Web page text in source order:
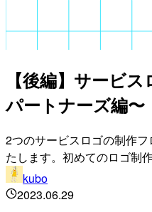
【後編】サービ
パートナーズ編〜
2つのサービスロゴの制作
たします。初めてのロゴ制
kubo
2023.06.29